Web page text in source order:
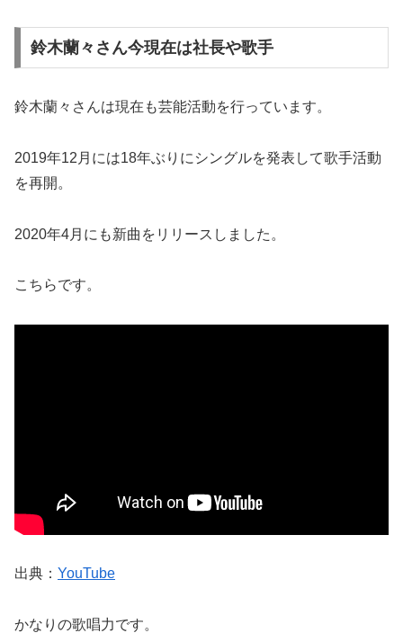
鈴木蘭々さん今現在は社長や歌手
鈴木蘭々さんは現在も芸能活動を行っています。
2019年12月には18年ぶりにシングルを発表して歌手活動
を再開。
2020年4月にも新曲をリリースしました。
こちらです。
出典： YouTube
かなりの歌唱力です。